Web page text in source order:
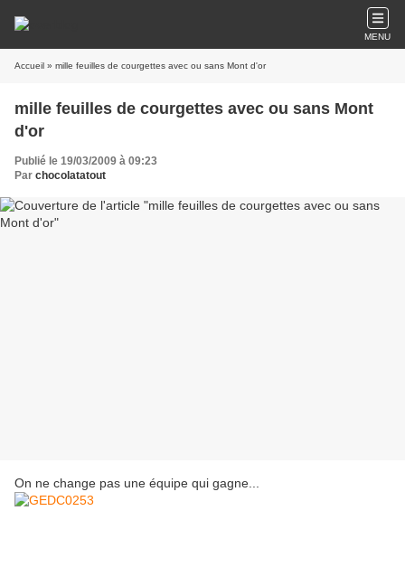
MENU
Accueil » mille feuilles de courgettes avec ou sans Mont d'or
mille feuilles de courgettes avec ou sans Mont
d'or
Publié le 19/03/2009 à 09:23
Par chocolatatout
On ne change pas une équipe qui gagne...